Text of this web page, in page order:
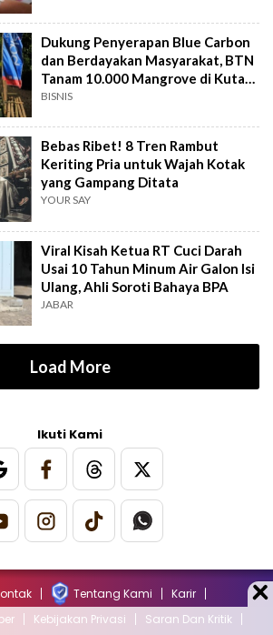
Dukung Penyerapan Blue Carbon
dan Berdayakan Masyarakat, BTN
Tanam 10.000 Mangrove di Kuta
Bali
BISNIS
Bebas Ribet! 8 Tren Rambut
Keriting Pria untuk Wajah Kotak
yang Gampang Ditata
YOUR SAY
Viral Kisah Ketua RT Cuci Darah
Usai 10 Tahun Minum Air Galon Isi
Ulang, Ahli Soroti Bahaya BPA
JABAR
Load More
Ikuti Kami
Tentang Kami
Karir
Kebijakan Privasi Saran Dan Kritik